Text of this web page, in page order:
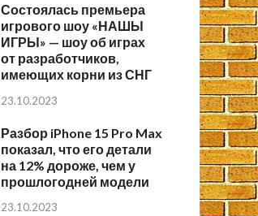
Состоялась премьера
игрового шоу «НАШЫ
ИГРЫ» — шоу об играх
от разработчиков,
имеющих корни из СНГ
23.10.2023
Разбор iPhone 15 Pro Max
показал, что его детали
на 12% дороже, чем у
прошлогодней модели
23.10.2023